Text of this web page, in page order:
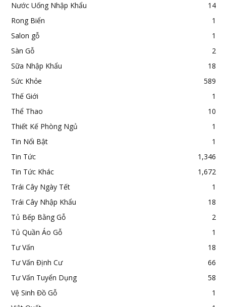
Nước Uống Nhập Khẩu
14
Rong Biển
1
Salon gỗ
1
Sàn Gỗ
2
Sữa Nhập Khẩu
18
Sức Khỏe
589
Thế Giới
1
Thể Thao
10
Thiết Kế Phòng Ngủ
1
Tin Nổi Bật
1
Tin Tức
1,346
Tin Tức Khác
1,672
Trái Cây Ngày Tết
1
Trái Cây Nhập Khẩu
18
Tủ Bếp Bằng Gỗ
2
Tủ Quần Áo Gỗ
1
Tư Vấn
18
Tư Vấn Định Cư
66
Tư Vấn Tuyển Dụng
58
Vệ Sinh Đồ Gỗ
1